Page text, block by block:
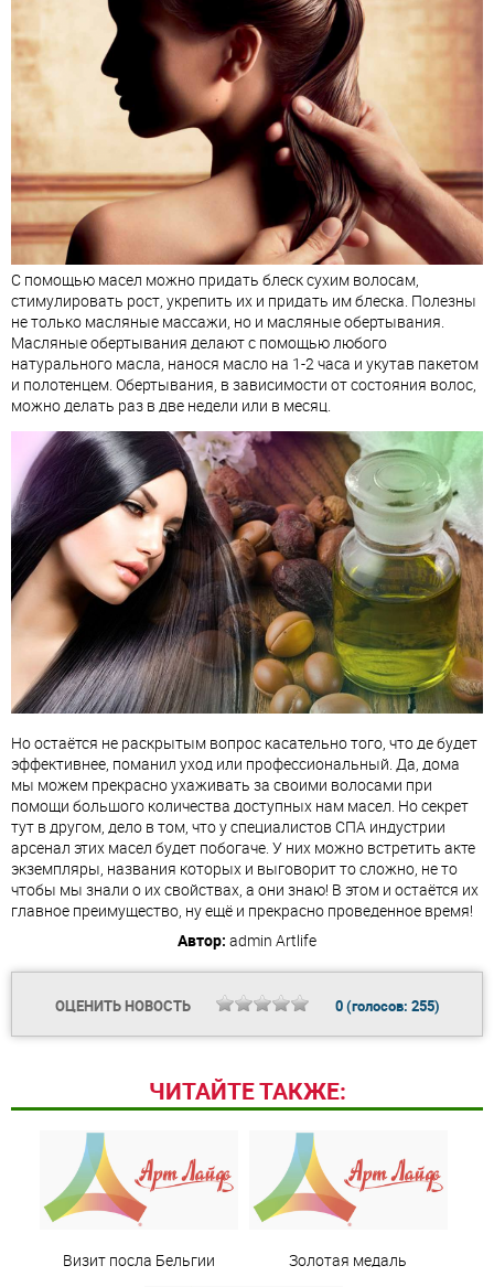
С помощью масел можно придать блеск сухим волосам,
стимулировать рост, укрепить их и придать им блеска. Полезны
не только масляные массажи, но и масляные обертывания.
Масляные обертывания делают с помощью любого
натурального масла, нанося масло на 1-2 часа и укутав пакетом
и полотенцем. Обертывания, в зависимости от состояния волос,
можно делать раз в две недели или в месяц.
Но остаётся не раскрытым вопрос касательно того, что де будет
эффективнее, поманил уход или профессиональный. Да, дома
мы можем прекрасно ухаживать за своими волосами при
помощи большого количества доступных нам масел. Но секрет
тут в другом, дело в том, что у специалистов СПА индустрии
арсенал этих масел будет побогаче. У них можно встретить акте
экземпляры, названия которых и выговорит то сложно, не то
чтобы мы знали о их свойствах, а они знаю! В этом и остаётся их
главное преимущество, ну ещё и прекрасно проведенное время!
Автор: admin Artlife
ОЦЕНИТЬ НОВОСТЬ 0(голосов: 255)
ЧИТАЙТЕ ТАКЖЕ:
Визит посла Бельгии Золотая медаль